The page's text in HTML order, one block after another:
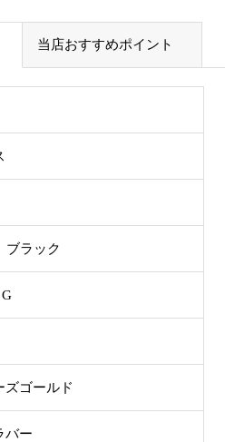
当店おすすめポイント
ラック
ズゴールド
バー